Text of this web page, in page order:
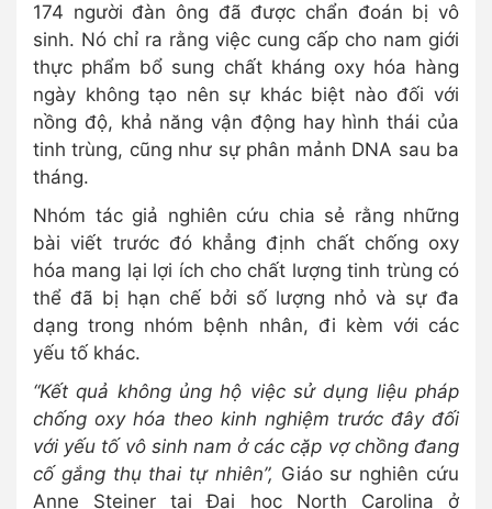
174 người đàn ông đã được chẩn đoán bị vô
sinh. Nó chỉ ra rằng việc cung cấp cho nam giới
thực phẩm bổ sung chất kháng oxy hóa hàng
ngày không tạo nên sự khác biệt nào đối với
nồng độ, khả năng vận động hay hình thái của
tinh trùng, cũng như sự phân mảnh DNA sau ba
tháng.
Nhóm tác giả nghiên cứu chia sẻ rằng những
bài viết trước đó khẳng định chất chống oxy
hóa mang lại lợi ích cho chất lượng tinh trùng có
thể đã bị hạn chế bởi số lượng nhỏ và sự đa
dạng trong nhóm bệnh nhân, đi kèm với các
yếu tố khác.
“Kết quả không ủng hộ việc sử dụng liệu pháp
chống oxy hóa theo kinh nghiệm trước đây đối
với yếu tố vô sinh nam ở các cặp vợ chồng đang
cố gắng thụ thai tự nhiên”, Giáo sư nghiên cứu
Anne Steiner tại Đại học North Carolina ở